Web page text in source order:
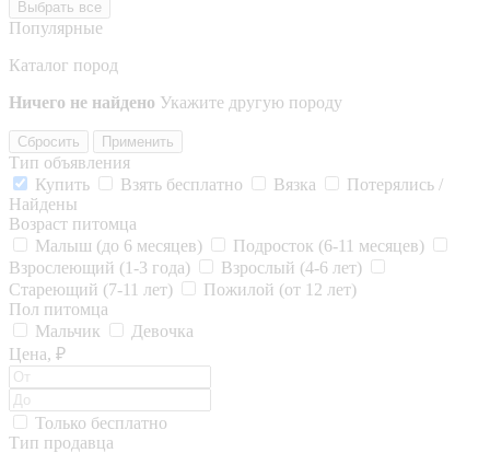
Выбрать все
Популярные
Каталог пород
Ничего не найдено Укажите другую породу
Сбросить Применить
Тип объявления
Купить
Взять бесплатно Вязка
Потерялись /
Найдены
Возраст питомца
Малыш (до 6 месяцев)
Подросток (6-11 месяцев)
Взрослеющий (1-3 года)
Взрослый (4-6 лет)
Стареющий (7-11 лет)
Пожилой (от 12 лет)
Пол питомца
Мальчик
Девочка
Цена, ₽
Только бесплатно
Тип продавца